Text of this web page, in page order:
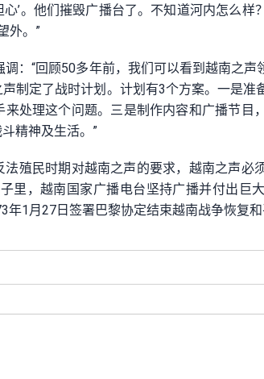
’。他们摧毁广播台了。不知道河内怎么样
外。”
：“回顾50多年前，我们可以看到越南之
制定了战时计划。计划有3个方案。一是准
处理这个问题。三是制作内容和广播节目
精神及生活。”
殖民时期对越南之声的要求，越南之声必
里，越南国家广播电台坚持广播并付出巨
1月27日签署巴黎协定结束越南战争恢复和